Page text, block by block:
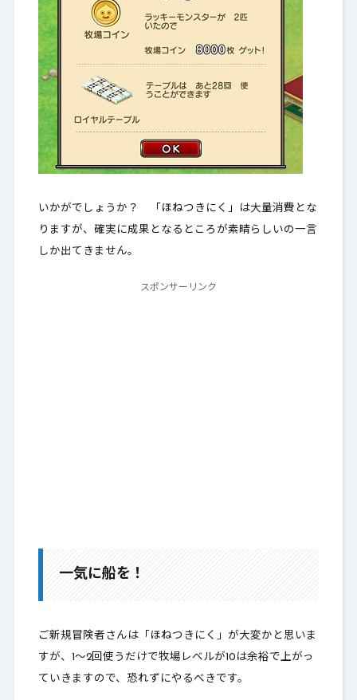
いかがでしょうか？ 「ほねつきにく」は大量消費とな
りますが、 確実に成果となる ところが素晴らしいの一言
しか出てきません。
スポンサーリンク
一気に船を！
ご新規冒険者さんは「ほねつきにく」が大変かと思いま
すが、1～2回使うだけで牧場レベルが10は余裕で上がっ
ていきますので、恐れずにやるべきです。